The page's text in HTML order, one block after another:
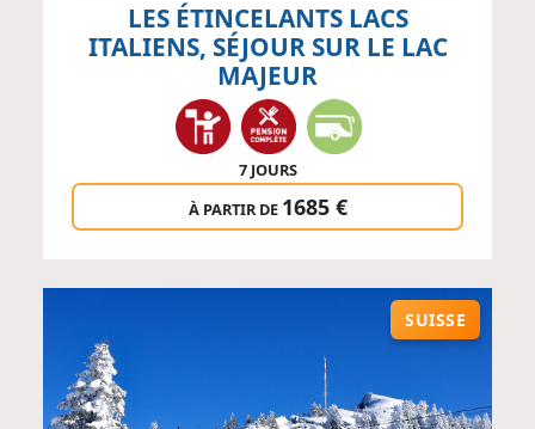
LES ÉTINCELANTS LACS
ITALIENS, SÉJOUR SUR LE LAC
MAJEUR
7 JOURS
À PARTIR DE 1685 €
SUISSE